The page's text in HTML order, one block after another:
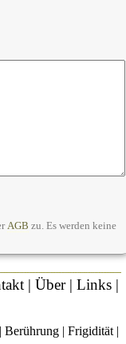
AGB zu. Es werden keine
| Über| Links|
Berührung| Frigidität|